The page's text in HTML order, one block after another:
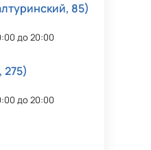
85)
до 20:00
до 20:00